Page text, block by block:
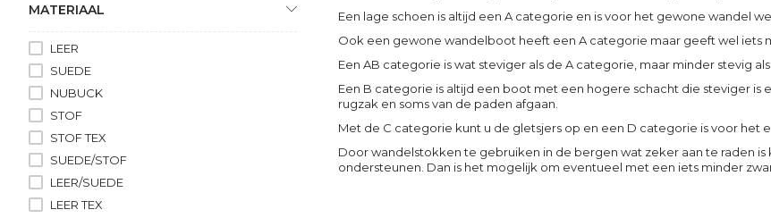
Een lage schoen is altijd een A categorie en is voor het gewone wandel
Ook een gewone wandelboot heeft een A categorie maar geeft wel iets
Een AB categorie is wat steviger als de A categorie, maar minder stevig
Een B categorie is altijd een boot met een hogere schacht die steviger
rugzak en soms van de paden afgaan.
Met de C categorie kunt u de gletsjers op en een D categorie is voor
Door wandelstokken te gebruiken in de bergen wat zeker aan te raden
ondersteunen. Dan is het mogelijk om eventueel met een iets minder
MATERIAAL
LEER
SUEDE
NUBUCK
STOF
STOF TEX
SUEDE/STOF
LEER/SUEDE
LEER TEX